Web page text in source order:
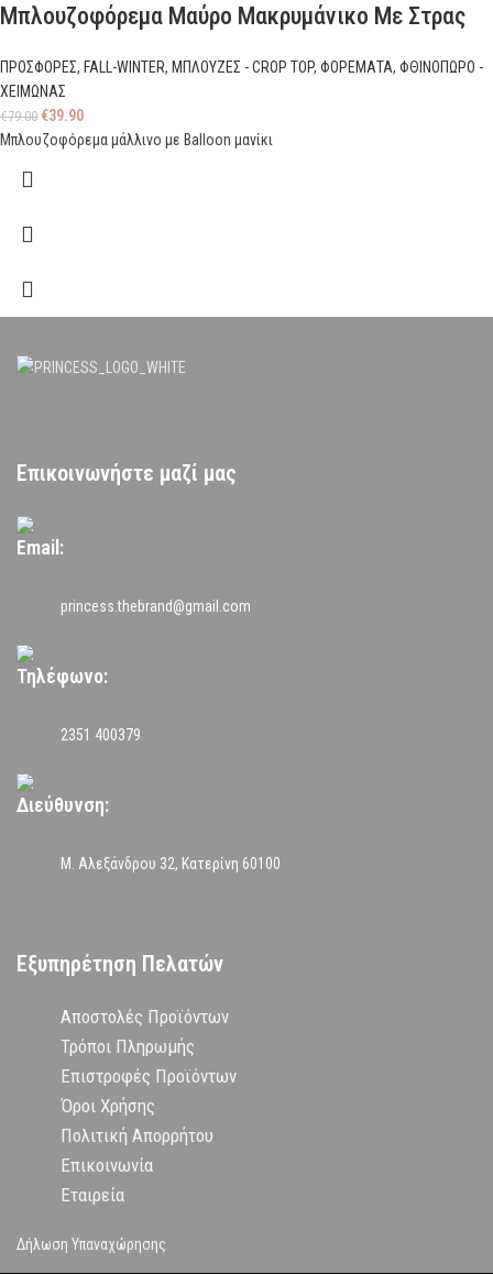
Μπλουζοφόρεμα Μαύρο Μακρυμάνικο Με Στρας
ΠΡΟΣΦΟΡΕΣ, FALL-WINTER, ΜΠΛΟΥΖΕΣ - CROP TOP, ΦΟΡΕΜΑΤΑ, ΦΘΙΝΟΠΩΡΟ -
ΧΕΙΜΩΝΑΣ
€79.00 €39.90
Μπλουζοφόρεμα μάλλινο με Balloon μανίκι
Επικοινωνήστε μαζί μας
Email:
princess.thebrand@gmail.com
Τηλέφωνο:
2351 400379
Διεύθυνση:
Μ. Αλεξάνδρου 32, Κατερίνη 60100
Εξυπηρέτηση Πελατών
Αποστολές Προϊόντων
Τρόποι Πληρωμής
Επιστροφές Προϊόντων
Όροι Χρήσης
Πολιτική Απορρήτου
Επικοινωνία
Εταιρεία
Δήλωση Υπαναχώρησης